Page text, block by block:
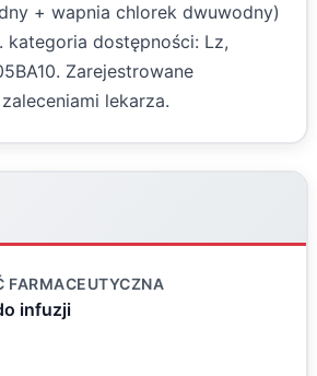
+ wapnia chlorek dwuwodny)
dostępności: Lz,
Zarejestrowane
lekarza.
FARMACEUTYCZNA
infuzji